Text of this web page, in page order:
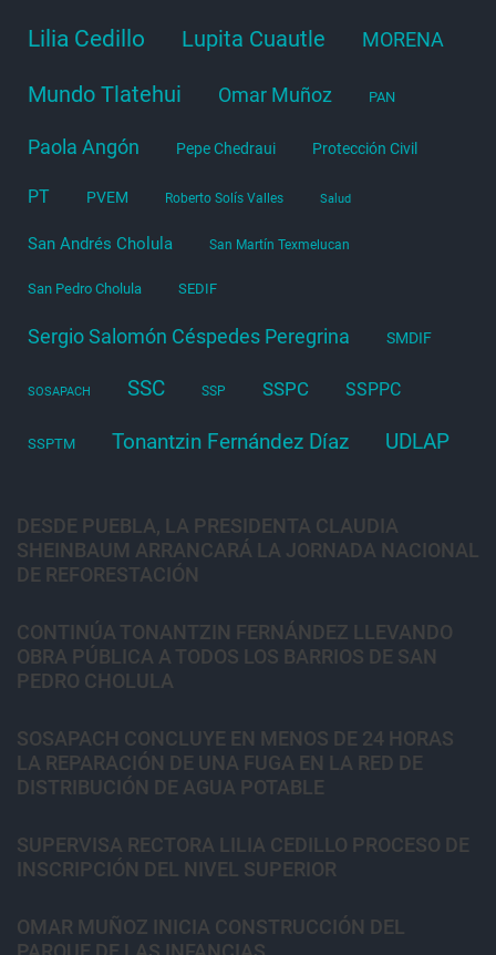
Lilia Cedillo Lupita Cuautle MORENA
Mundo Tlatehui Omar Muñoz PAN
Paola Angón Pepe Chedraui Protección Civil
PT PVEM Roberto Solís Valles Salud
San Andrés Cholula San Martín Texmelucan
San Pedro Cholula SEDIF
Sergio Salomón Céspedes Peregrina SMDIF
SOSAPACH SSC SSP SSPC SSPPC
SSPTM Tonantzin Fernández Díaz UDLAP
DESDE PUEBLA, LA PRESIDENTA CLAUDIA
SHEINBAUM ARRANCARÁ LA JORNADA NACIONAL
DE REFORESTACIÓN
CONTINÚA TONANTZIN FERNÁNDEZ LLEVANDO
OBRA PÚBLICA A TODOS LOS BARRIOS DE SAN
PEDRO CHOLULA
SOSAPACH CONCLUYE EN MENOS DE 24 HORAS
LA REPARACIÓN DE UNA FUGA EN LA RED DE
DISTRIBUCIÓN DE AGUA POTABLE
SUPERVISA RECTORA LILIA CEDILLO PROCESO DE
INSCRIPCIÓN DEL NIVEL SUPERIOR
OMAR MUÑOZ INICIA CONSTRUCCIÓN DEL